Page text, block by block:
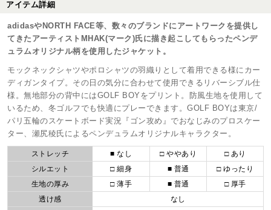
アイテム詳細
adidasやNORTH FACE等、数々のブランドにアートワークを提供し
てきたアーティストMHAK(マーク)氏に描き起こしてもらったペンデ
ュラムオリジナル柄を使用したジャケット。
モックネックシャツやポロシャツの羽織りとして着用できる様にカー
ディガンタイプ。その日の気分に合わせて使用できるリバーシブル仕
様。無地部分の背中にはGOLF BOYをプリント。防風生地を使用して
いるため、冬ゴルフでも快適にプレーできます。GOLF BOYは東京/
パリ五輪のスケートボード実況『ゴン攻め』でおなじみのプロスケー
ター、瀬尻稜氏によるペンデュラムオリジナルキャラクター。
ストレッチ ■ なし □ ややあり
□ あり
シルエット
□ 細身 ■ 普通
□ ゆったり
生地の厚み
□ 薄手 ■ 普通
□ 厚手
透け感
なし